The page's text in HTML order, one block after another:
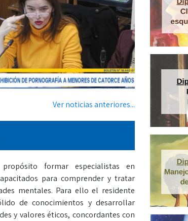
Ver noticias anteriores...
formar especialistas en
para comprender y tratar
mentales. Para ello el residente
de conocimientos y desarrollar
y valores éticos, concordantes con